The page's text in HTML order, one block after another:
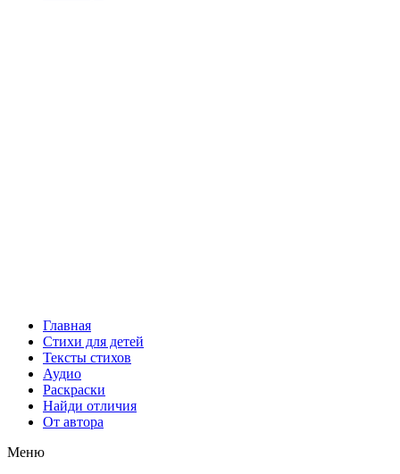
Главная
Стихи для детей
Тексты стихов
Аудио
Раскраски
Найди отличия
От автора
Меню